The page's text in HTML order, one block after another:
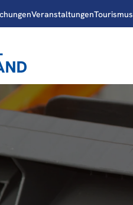
VeranstaltungenTourismus